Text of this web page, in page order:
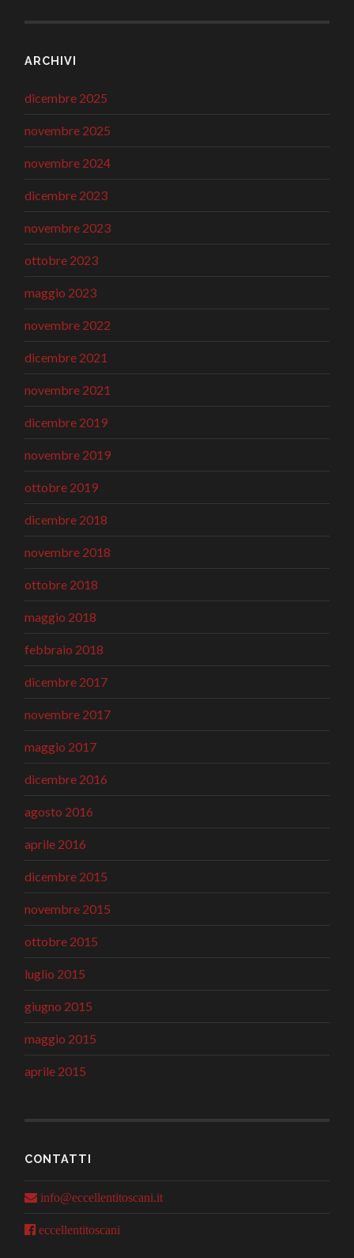
ARCHIVI
dicembre 2025
novembre 2025
novembre 2024
dicembre 2023
novembre 2023
ottobre 2023
maggio 2023
novembre 2022
dicembre 2021
novembre 2021
dicembre 2019
novembre 2019
ottobre 2019
dicembre 2018
novembre 2018
ottobre 2018
maggio 2018
febbraio 2018
dicembre 2017
novembre 2017
maggio 2017
dicembre 2016
agosto 2016
aprile 2016
dicembre 2015
novembre 2015
ottobre 2015
luglio 2015
giugno 2015
maggio 2015
aprile 2015
CONTATTI
info@eccellentitoscani.it
eccellentitoscani